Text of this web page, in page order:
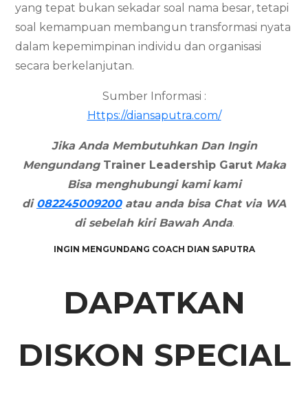
yang tepat bukan sekadar soal nama besar, tetapi
soal kemampuan membangun transformasi nyata
dalam kepemimpinan individu dan organisasi
secara berkelanjutan.
Sumber Informasi :
Https://diansaputra.com/
Jika Anda Membutuhkan Dan Ingin
Mengundang Trainer Leadership Garut Maka
Bisa menghubungi kami kami
di 082245009200atau anda bisa Chat via WA
di sebelah kiri Bawah Anda.
INGIN MENGUNDANG COACH DIAN SAPUTRA
DAPATKAN
DISKON SPECIAL